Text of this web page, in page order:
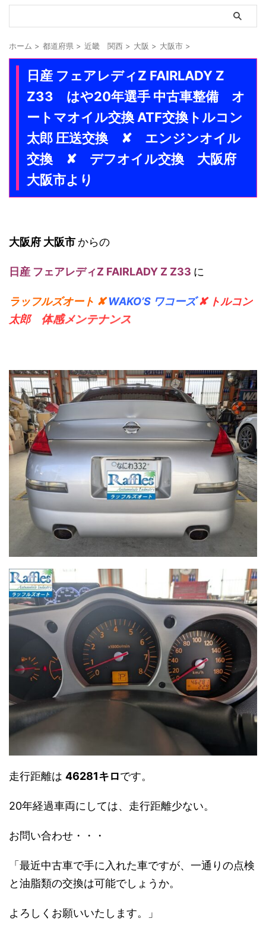
ホーム > 都道府県 > 近畿 関西 > 大阪 > 大阪市 >
日産 フェアレディZ FAIRLADY Z
Z33 はや20年選手 中古車整備 オ
ートマオイル交換 ATF交換トルコン
太郎 圧送交換 ✘ エンジンオイル
交換 ✘ デフオイル交換 大阪府
大阪市より
大阪府 大阪市からの
日産 フェアレディZ FAIRLADY Z Z33 に
ラッフルズオート ✘WAKO’S ワコーズ✘ トルコン
太郎
体感メンテナンス
走行距離は 46281キロです。
20年経過車両にしては、走行距離少ない。
お問い合わせ・・・
「最近中古車で手に入れた車ですが、一通りの点検
と油脂類の交換は可能でしょうか。
よろしくお願いいたします。」